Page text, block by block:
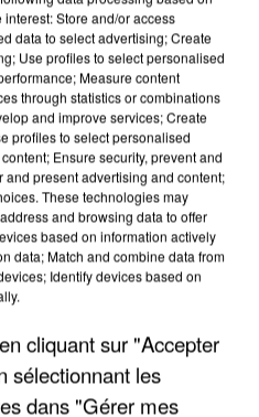
EMPORTÉE PAR UNE
SAVOIE
Store and/or access
data to select advertising; Create
Use profiles to select personalised
Measure content
through statistics or combinations
and improve services; Create
profiles to select personalised
Ensure security, prevent and
present advertising and content;
These technologies may
and browsing data to offer
based on information actively
data; Match and combine data from
Identify devices based on
cliquant sur "Accepter
sélectionnant les
dans "Gérer mes